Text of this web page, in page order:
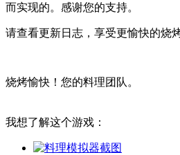
而实现的。感谢您的支持。
请查看更新日志，享受更愉快的烧
烧烤愉快！您的料理团队。
我想了解这个游戏：